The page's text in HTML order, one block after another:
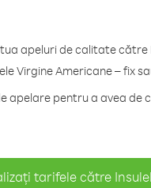
apeluri de calitate către
Virgine Americane – fix
pentru a avea de
tarifele către